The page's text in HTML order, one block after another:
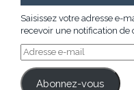
Saisissez votre adresse e-
recevoir une notification de
Adresse
e-
mail
Abonnez-vous